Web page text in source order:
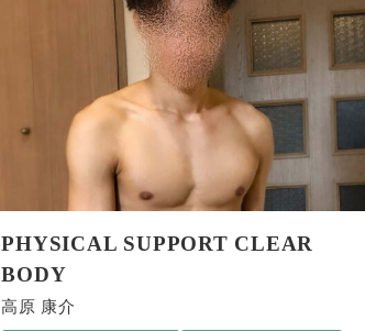
PHYSICAL SUPPORT CLEAR
BODY
高原 康介